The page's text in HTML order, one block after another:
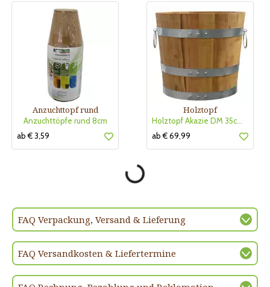
Anzuchttopf rund
Anzuchttöpfe rund 8cm
ab € 3,59
Holztopf
Holztopf Akazie DM 35cm,H 30cm
ab € 69,99
FAQ Verpackung, Versand & Lieferung
FAQ Versandkosten & Liefertermine